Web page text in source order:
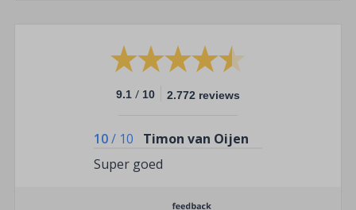
9.1 / 10 2.772 reviews
10/ 10
Timon van Oijen
Super goed